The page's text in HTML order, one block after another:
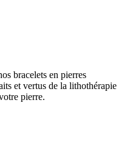
bracelets en pierres
et vertus de la lithothérapie
pierre.